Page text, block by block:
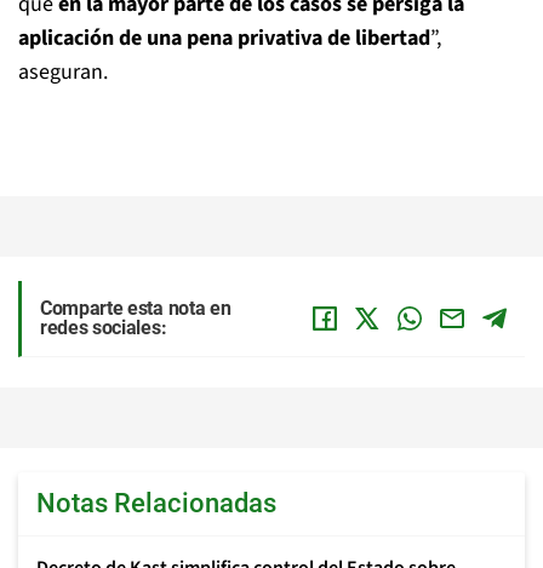
aplicación de una pena privativa de libertad”,
aseguran.
Comparte esta nota en
redes sociales:
Notas Relacionadas